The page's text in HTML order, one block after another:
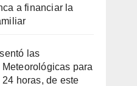
a financiar la
las
para
24 horas, de este